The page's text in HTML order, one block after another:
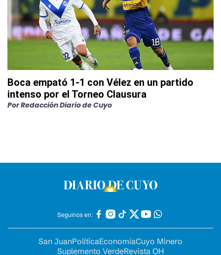
Boca empató 1-1 con Vélez en un partido
intenso por el Torneo Clausura
PorRedacción Diario de Cuyo
Seguinos en:
San JuanPolíticaEconomíaCuyo Minero
Suplemento VerdeRevista OH